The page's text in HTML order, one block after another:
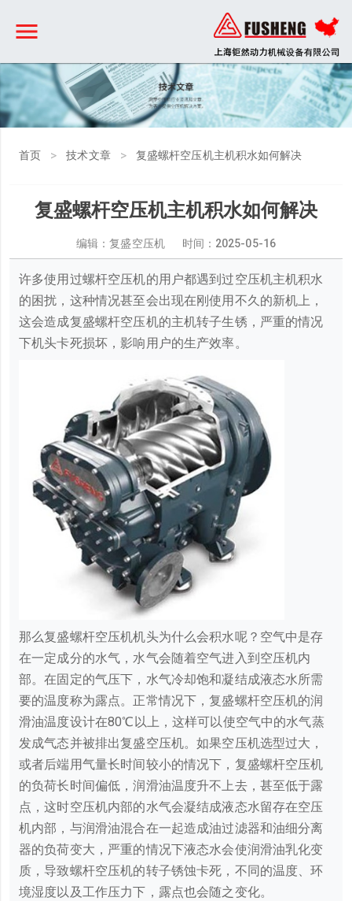
首页 > 技术文章 > 复盛螺杆空压机主机积水如何解决
复盛螺杆空压机主机积水如何解决
编辑：复盛空压机 时间： 2025-05-16
许多使用过螺杆空压机的用户都遇到过空压机主机积水
的困扰，这种情况甚至会出现在刚使用不久的新机上，
这会造成复盛螺杆空压机的主机转子生锈，严重的情况
下机头卡死损坏，影响用户的生产效率。
那么复盛螺杆空压机机头为什么会积水呢？空气中是存
在一定成分的水气，水气会随着空气进入到空压机内
部。在固定的气压下，水气冷却饱和凝结成液态水所需
要的温度称为露点。正常情况下，复盛螺杆空压机的润
滑油温度设计在80℃以上，这样可以使空气中的水气蒸
发成气态并被排出复盛空压机。如果空压机选型过大，
或者后端用气量长时间较小的情况下，复盛螺杆空压机
的负荷长时间偏低，润滑油温度升不上去，甚至低于露
点，这时空压机内部的水气会凝结成液态水留存在空压
机内部，与润滑油混合在一起造成油过滤器和油细分离
器的负荷变大，严重的情况下液态水会使润滑油乳化变
质，导致螺杆空压机的转子锈蚀卡死，不同的温度、环
境湿度以及工作压力下，露点也会随之变化。